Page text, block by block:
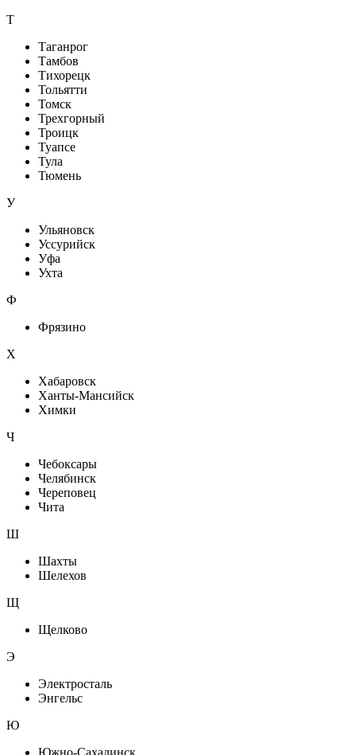
Т
Таганрог
Тамбов
Тихорецк
Тольятти
Томск
Трехгорный
Троицк
Туапсе
Тула
Тюмень
У
Ульяновск
Уссурийск
Уфа
Ухта
Ф
Фрязино
Х
Хабаровск
Ханты-Мансийск
Химки
Ч
Чебоксары
Челябинск
Череповец
Чита
Ш
Шахты
Шелехов
Щ
Щелково
Э
Электросталь
Энгельс
Ю
Южно-Сахалинск